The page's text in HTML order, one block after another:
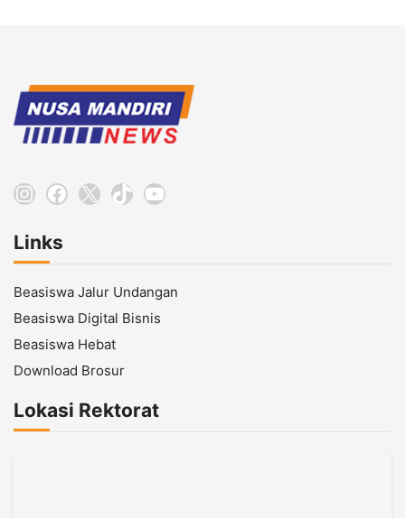
Instagram
Facebook
X TikTokYouTube
Links
Beasiswa Jalur Undangan
Beasiswa Digital Bisnis
Beasiswa Hebat
Download Brosur
Lokasi Rektorat